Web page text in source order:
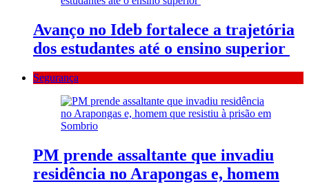
Avanço no Ideb fortalece a trajetória
dos estudantes até o ensino superior
Segurança
PM prende assaltante que invadiu
residência no Arapongas e, homem